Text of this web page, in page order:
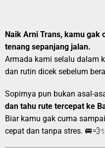
Naik Arni Trans, kamu gak
tenang sepanjang jalan.
Armada kami selalu dalam
dan rutin dicek sebelum
Sopirnya pun bukan asal-
dan tahu rute tercepat ke
Biar kamu gak cuma
cepat dan tanpa stres.